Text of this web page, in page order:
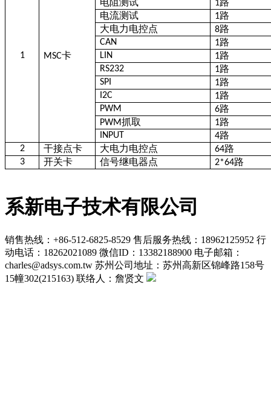
1 MSC卡
1
电流测试
1路
大电力电控点
8路
CAN 1路
LIN 1路
RS232 1路
SPI 1路
I2C 1路
PWM 6路
PWM抓取 1路
INPUT 4路
2 干接点卡 大电力电控点 64路
3 开关卡 信号继电器点 2*64路
系新电子技术有限公司
销售热线：+86-512-6825-8529 售后服务热线：18962125952 行
动电话：18262021089 微信ID：13382188900 电子邮箱：
charles@adsys.com.tw 苏州公司地址：苏州高新区锦峰路158号
15幢302(215163) 联络人：詹贤文